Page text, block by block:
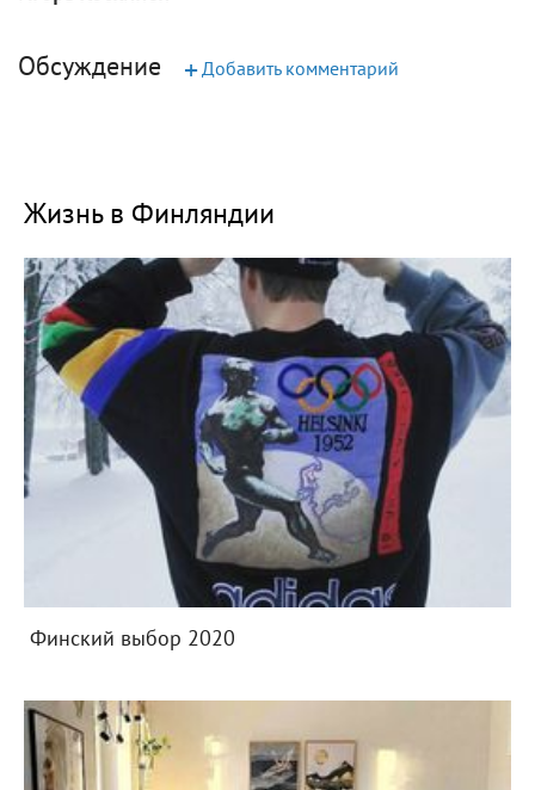
Обсуждение +Добавить комментарий
Жизнь в Финляндии
Финский выбор 2020